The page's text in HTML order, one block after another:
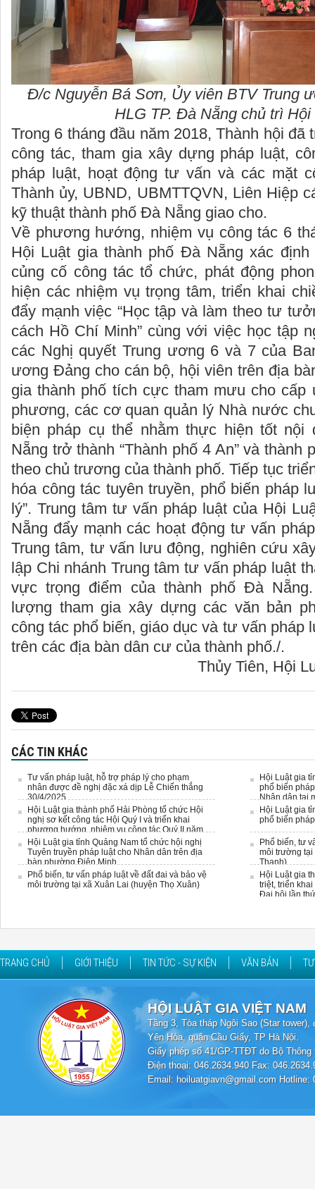
Đ/c Nguyễn Bá Sơn, Ủy viên BTV Trung
HLG TP. Đà Nẵng chủ trì Hội
Trong 6 tháng đầu năm 2018, Thành hội đã
công tác, tham gia xây dựng pháp luật,
pháp luật, hoạt động tư vấn và các mặt
Thành ủy, UBND, UBMTTQVN, Liên Hiệp
kỹ thuật thành phố Đà Nẵng giao cho.
Về phương hướng, nhiệm vụ công tác 6
Hội Luật gia thành phố Đà Nẵng xác
củng cố công tác tổ chức, phát động
hiện các nhiệm vụ trọng tâm, triển khai
đẩy mạnh việc “Học tập và làm theo tư
cách Hồ Chí Minh” cùng với việc học tập
các Nghị quyết Trung ương 6 và 7 của
ương Đảng cho cán bộ, hội viên trên địa
gia thành phố tích cực tham mưu cho cấp
phương, các cơ quan quản lý Nhà nước
biện pháp cụ thể nhằm thực hiện tốt nội
Nẵng trở thành “Thành phố 4 An” và thành
theo chủ trương của thành phố. Tiếp tục
hóa công tác tuyên truyền, phổ biến pháp
lý”. Trung tâm tư vấn pháp luật của Hội
Nẵng đẩy mạnh các hoạt động tư vấn
Trung tâm, tư vấn lưu động, nghiên cứu
lập Chi nhánh Trung tâm tư vấn pháp luật
vực trọng điểm của thành phố Đà
lượng tham gia xây dựng các văn bản
công tác phổ biến, giáo dục và tư vấn pháp
trên các địa bàn dân cư của thành phố./.
Thủy Tiên, Hội
CÁC TIN KHÁC
Tư vấn pháp luật, hỗ trợ pháp lý cho phạm
nhân được đề nghị đặc xá dịp Lễ Chiến thắng
30/4/2025
Hội Luật gia thành phố Hải Phòng tổ chức Hội
nghị sơ kết công tác Hội Quý I và triển khai
phương hướng, nhiệm vụ công tác Quý II năm
2025
Hội Luật gia tỉnh Quảng Nam tổ chức hội nghị
Tuyên truyền pháp luật cho Nhân dân trên địa
bàn phường Điện Minh.
Phổ biến, tư vấn pháp luật về đất đai và bảo vệ
môi trường tại xã Xuân Lai (huyện Thọ Xuân)
Hội Luật gia
phổ biến
Nhân dân tại
Hội Luật gia
phổ biến
Phổ biến, tư
môi trường tại
Thanh)
Hội Luật gia
triệt, triển
Đại hội lần
TRANG CHỦ GIỚI THIỆU TIN TỨC - SỰ KIỆN VĂN BẢN
HỘI LUẬT GIA VIỆT NAM
Tầng 3, Tòa tháp Ngôi Sao (Star
Yên Hòa, quận Cầu Giấy, TP Hà Nội.
Giấy phép số 41/GP-TTĐT do Bộ
Điện thoại: 046.2634.940 Fax:
Email: hoiluatgiavn@gmail.com Hotline: